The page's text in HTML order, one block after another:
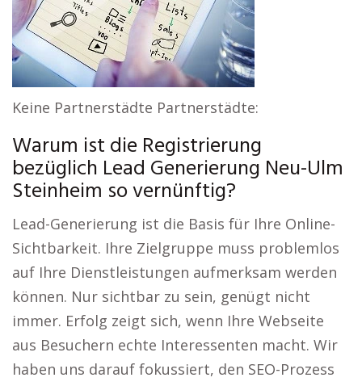
Keine Partnerstädte Partnerstädte:
Warum ist die Registrierung
bezüglich Lead Generierung Neu-Ulm
Steinheim so vernünftig?
Lead-Generierung ist die Basis für Ihre Online-
Sichtbarkeit. Ihre Zielgruppe muss problemlos
auf Ihre Dienstleistungen aufmerksam werden
können. Nur sichtbar zu sein, genügt nicht
immer. Erfolg zeigt sich, wenn Ihre Webseite
aus Besuchern echte Interessenten macht. Wir
haben uns darauf fokussiert, den SEO-Prozess